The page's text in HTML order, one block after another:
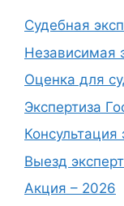
Судебная
Независимая
Оценка для
Экспертиза
Консультация
Выезд
Акция – 2026